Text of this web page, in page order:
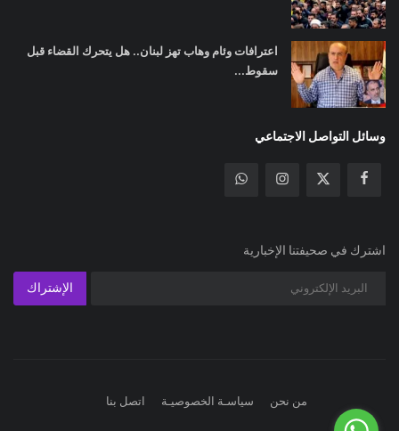
اعترافات وئام وهاب تهز لبنان.. هل يتحرك القضاء قبل
سقوط...
وسائل التواصل الاجتماعي
اشترك في صحيفتنا الإخبارية
الإشتراك
من نحن سياسـة الخصوصيـة اتصل بنا